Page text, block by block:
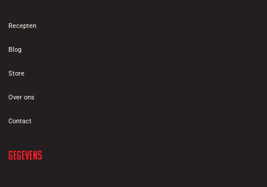
Recepten
Blog
Store
Over ons
Contact
Gegevens